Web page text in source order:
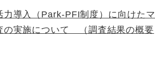
導入（Park-PFI制度）に向けたマ
の実施について （調査結果の概要